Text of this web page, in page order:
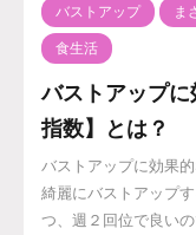
バストアップ ま
食生活
バストアップ
指数】とは
バストアップに効果
綺麗にバストアップ
つ、週２回位で良い